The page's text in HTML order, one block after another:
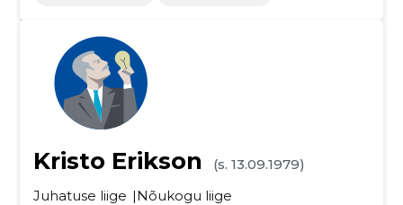
Kristo Erikson
(s. 13.09.1979)
Juhatuse liige
Nõukogu liige